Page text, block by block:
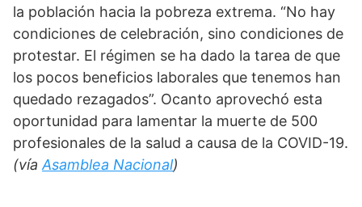
la población hacia la pobreza extrema. “No hay
condiciones de celebración, sino condiciones de
protestar. El régimen se ha dado la tarea de que
los pocos beneficios laborales que tenemos han
quedado rezagados”. Ocanto aprovechó esta
oportunidad para lamentar la muerte de 500
(vía Asamblea Nacional)